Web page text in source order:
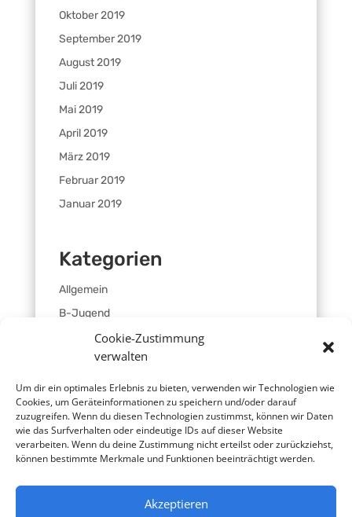
Cookie-Zustimmung
verwalten
Um dir ein optimales Erlebnis zu bieten, verwenden wir Technologien wie
Cookies, um Geräteinformationen zu speichern und/oder darauf
zuzugreifen. Wenn du diesen Technologien zustimmst, können wir Daten
wie das Surfverhalten oder eindeutige IDs auf dieser Website
verarbeiten. Wenn du deine Zustimmung nicht erteilst oder zurückziehst,
können bestimmte Merkmale und Funktionen beeinträchtigt werden.
Akzeptieren
Oktober 2019
September 2019
August 2019
Juli 2019
Mai 2019
April 2019
März 2019
Februar 2019
Januar 2019
Kategorien
Allgemein
B-Jugend
C-Jugend
D-Jugend
E-Jugend
Frauen
Männer
Minis